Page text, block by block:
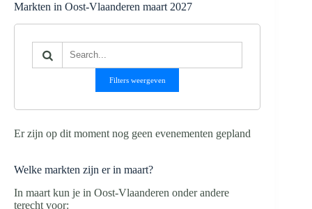
Markten in Oost-Vlaanderen maart 2027
Filters weergeven
Er zijn op dit moment nog geen evenementen gepland
Welke markten zijn er in maart?
In maart kun je in Oost-Vlaanderen onder andere
terecht voor: